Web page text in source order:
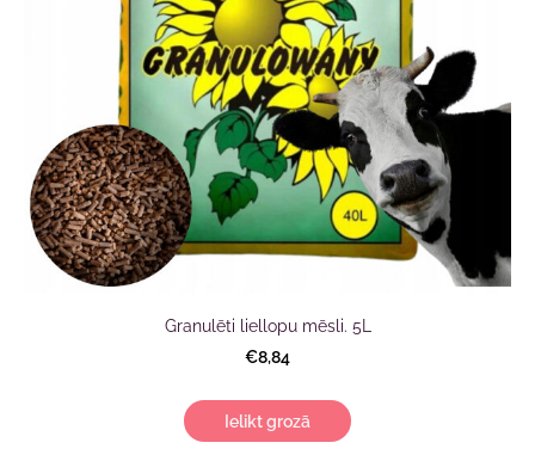
Granulēti liellopu mēsli. 5L
€8,84
Ielikt grozā